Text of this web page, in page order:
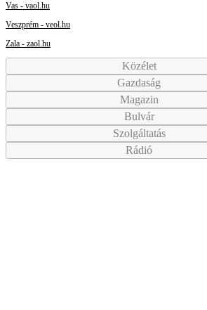
Vas - vaol.hu
Veszprém - veol.hu
Zala - zaol.hu
Közélet
Gazdaság
Magazin
Bulvár
Szolgáltatás
Rádió